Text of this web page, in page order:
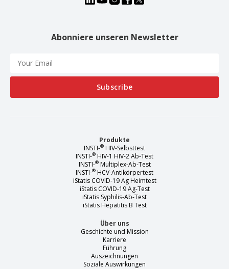
Abonniere unseren Newsletter
Produkte
INSTI-® HIV-Selbsttest
INSTI-® HIV-1 HIV-2 Ab-Test
INSTI-®Multiplex-Ab-Test
INSTI-® HCV-Antikörpertest
iStatis COVID-19 Ag Heimtest
iStatis COVID-19 Ag-Test
iStatis Syphilis-Ab-Test
iStatis Hepatitis B Test
Über uns
Geschichte und Mission
Karriere
Führung
Auszeichnungen
Soziale Auswirkungen